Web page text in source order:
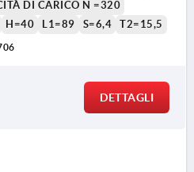
DI CARICO N =320
H=40 L1=89 S=6,4 T2=15,5
DETTAGLI